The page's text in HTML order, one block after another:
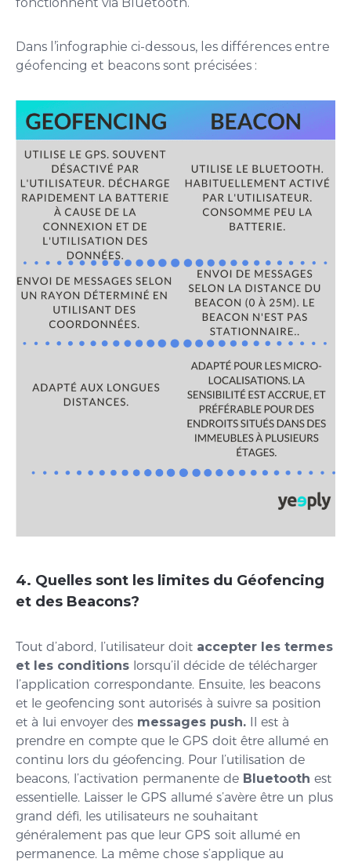
Dans l’infographie ci-dessous, les différences entre
géofencing et beacons sont précisées :
4. Quelles sont les limites du Géofencing
et des Beacons?
Tout d’abord, l’utilisateur doit accepter les termes
et les conditions lorsqu’il décide de télécharger
l’application correspondante. Ensuite, les beacons
et le geofencing sont autorisés à suivre sa position
et à lui envoyer des messages push. Il est à
prendre en compte que le GPS doit être allumé en
continu lors du géofencing. Pour l’utilisation de
beacons, l’activation permanente de Bluetooth est
essentielle. Laisser le GPS allumé s’avère être un plus
grand défi, les utilisateurs ne souhaitant
généralement pas que leur GPS soit allumé en
permanence. La même chose s’applique au